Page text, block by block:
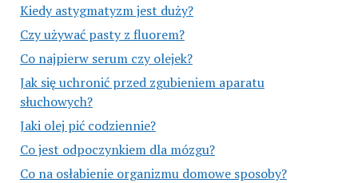
Kiedy astygmatyzm jest duży?
Czy używać pasty z fluorem?
Co najpierw serum czy olejek?
Jak się uchronić przed zgubieniem aparatu
słuchowych?
Jaki olej pić codziennie?
Co jest odpoczynkiem dla mózgu?
Co na osłabienie organizmu domowe sposoby?